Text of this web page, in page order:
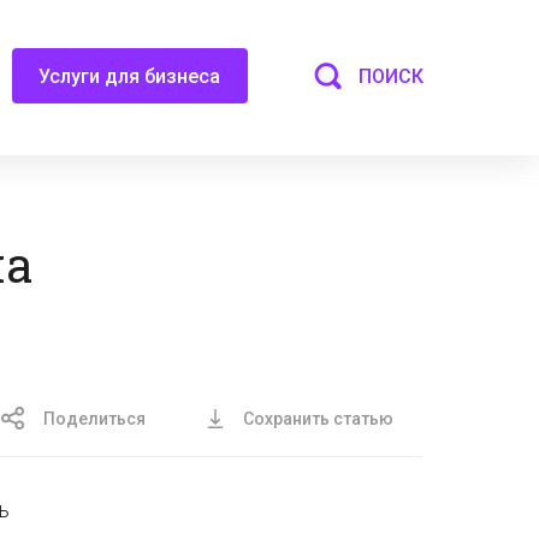
Услуги для бизнеса ПОИСК
Поделиться Сохранить статью